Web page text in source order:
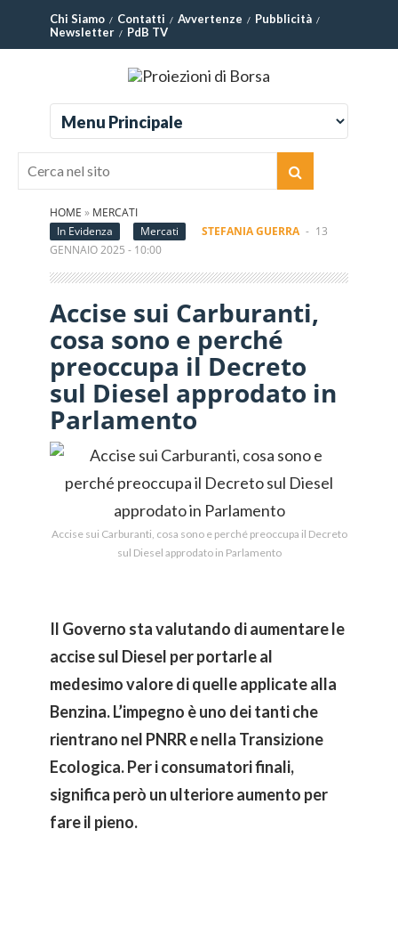
Chi Siamo Contatti Avvertenze
Pubblicità
Newsletter
PdB TV
HOME » MERCATI
In Evidenza
Mercati STEFANIA GUERRA - 13
GENNAIO 2025 - 10:00
Accise sui Carburanti,
cosa sono e perché
preoccupa il Decreto
sul Diesel approdato in
Parlamento
Accise sui Carburanti, cosa sono e perché preoccupa il Decreto
sul Diesel approdato in Parlamento
Il Governo sta valutando di aumentare le
accise sul Diesel per portarle al
medesimo valore di quelle applicate alla
Benzina. L’impegno è uno dei tanti che
rientrano nel PNRR e nella Transizione
Ecologica. Per i consumatori finali,
significa però un ulteriore aumento per
fare il pieno.